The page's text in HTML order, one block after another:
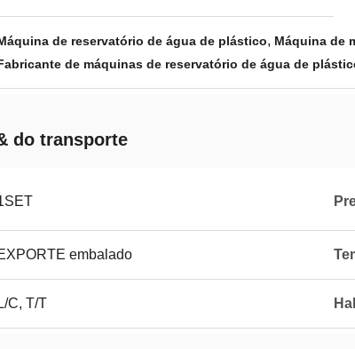
de reservatório de água de plástico, Máquina de
de máquinas de reservatório de água de
do transporte
embalado
L/C, T/T